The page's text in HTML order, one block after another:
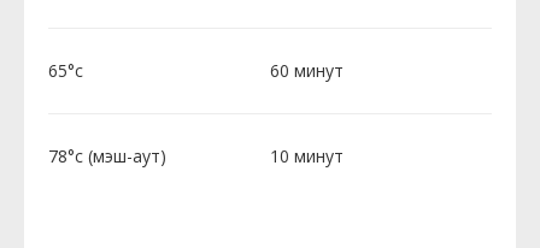
65°c 60 минут
78°c (мэш-аут) 10 минут